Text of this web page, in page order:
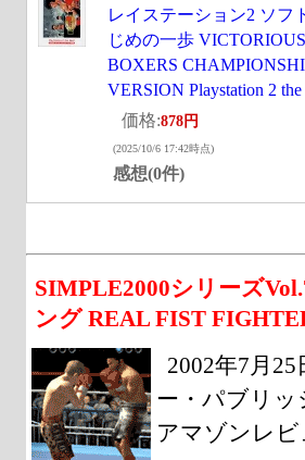
レイステーション2 ソフ
じめの一歩 VICTORIOUS
BOXERS
VERSION Playstation 2 the
価格:878円
(2025/10/6 17:42時点)
感想(0件)
SIMPLE2000シリーズ
ング REAL FIST
2002年7月
ー・パブリッ
アマゾンレ